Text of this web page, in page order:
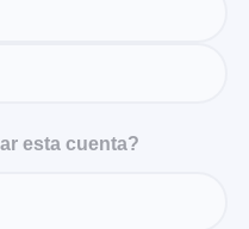
esta cuenta?